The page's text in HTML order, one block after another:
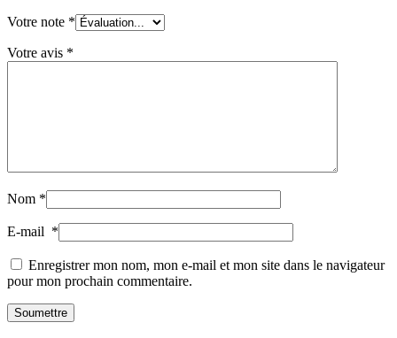
Boîtes(73)
Votre note *
Votre avis *
Nom *
E-mail *
Enregistrer mon nom, mon e-mail et mon site dans le navigateur
pour mon prochain commentaire.